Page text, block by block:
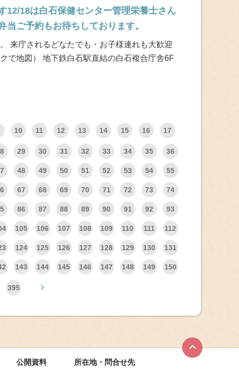
18は白石保健センター管理栄養士さん
ご予約もお待ちしております。
来庁されるどなたでも・お子様連れも大歓迎
で地図） 地下鉄白石駅直結の白石複合庁舎6F
10 11 12 13 14 15 16 17
29 30 31 32 33 34 35 36
48 49 50 51 52 53 54 55
67 68 69 70 71 72 73 74
86 87 88 89 90 91 92 93
105 106 107 108 109 110 111 112
124 125 126 127 128 129 130 131
143 144 145 146 147 148 149 150
395
公開資料 所在地・問合せ先